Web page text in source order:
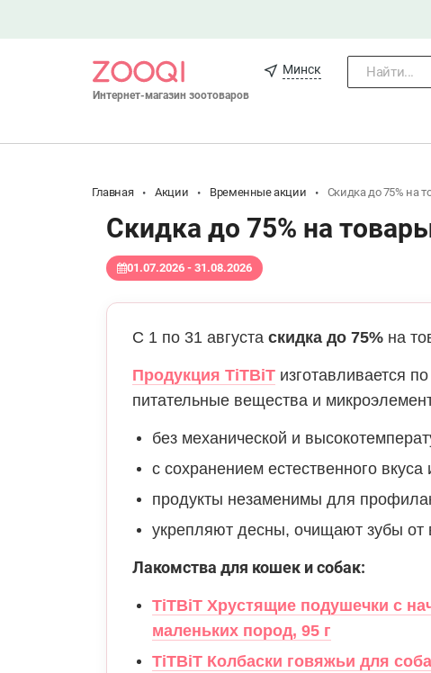
Интернет-магазин зоотоваров
Минск Найти...
Главная Акции Временные акции Скидка до 75% на
Скидка до 75% на
01.07.2026 - 31.08.2026
C 1 по 31 августа скидка до 75% на
Продукция TiTBiT изготавливается
питательные вещества и
без механической и
с сохранением естественного вкуса
продукты незаменимы для
укрепляют десны, очищают зубы от
Лакомства для кошек и собак:
TiTBiТ Хрустящие подушечки с
маленьких пород, 95 г
TiTBiT Колбаски говяжьи для